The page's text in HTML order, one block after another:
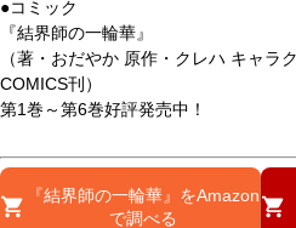
●コミック
『結界師の一輪華』
（著・おだやか 原作・クレハ キャラ
COMICS刊）
第1巻～第6巻好評発売中！
『結界師の一輪華』をAmazon
で調べる